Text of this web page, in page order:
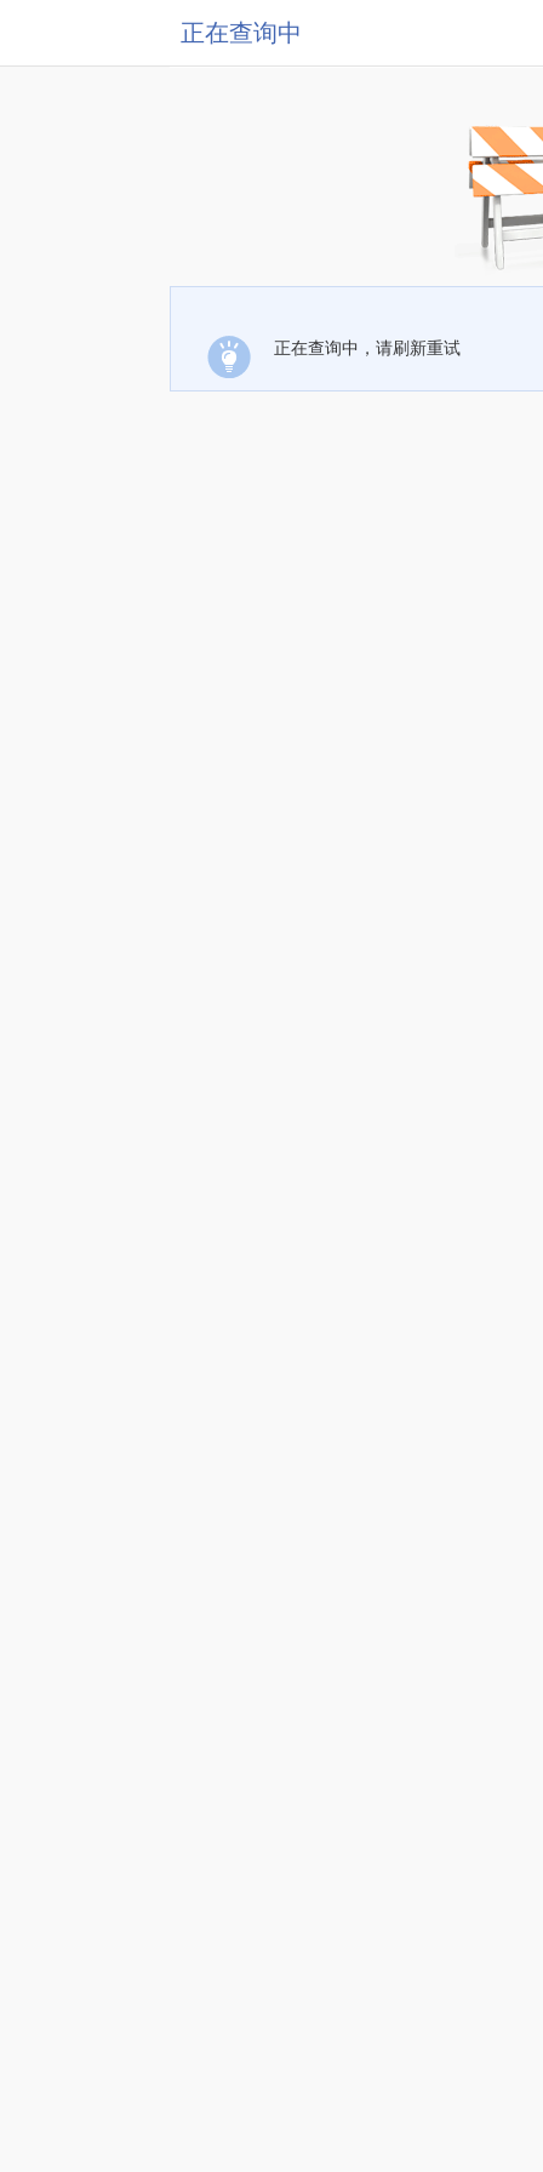
正在查询中
正在查询中，请刷新重试